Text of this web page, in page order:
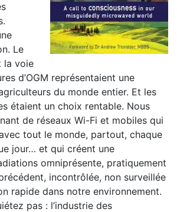
Le
la voie
d’OGM représentaient une
du monde entier. Et les
étaient un choix rentable. Nous
de réseaux Wi-Fi et mobiles qui
tout le monde, partout, chaque
jour… et qui créent une
omniprésente, pratiquement
incontrôlée, non surveillée
rapide dans notre environnement.
pas : l’industrie des